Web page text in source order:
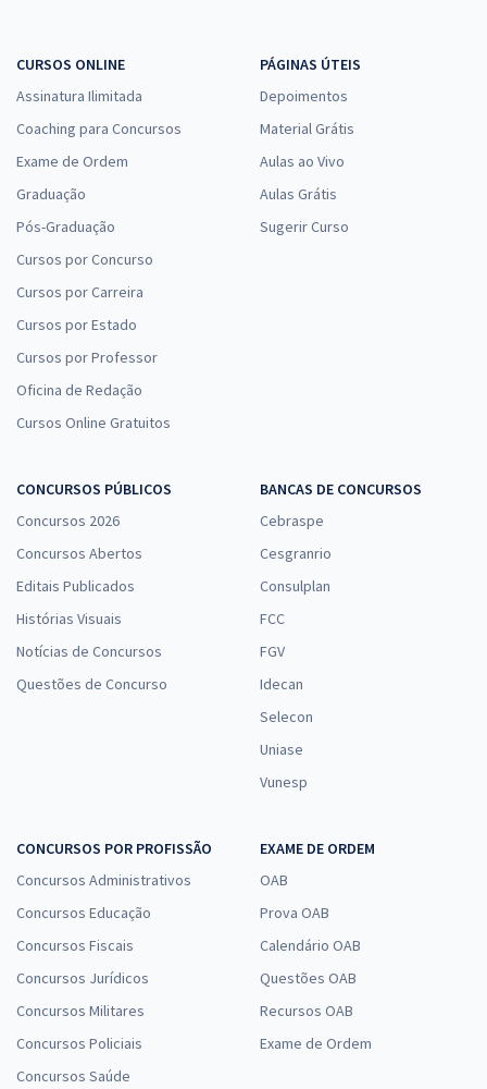
CURSOS ONLINE
Assinatura Ilimitada
Coaching para Concursos
Exame de Ordem
Graduação
Pós-Graduação
Cursos por Concurso
Cursos por Carreira
Cursos por Estado
Cursos por Professor
Oficina de Redação
Cursos Online Gratuitos
PÁGINAS ÚTEIS
Depoimentos
Material Grátis
Aulas ao Vivo
Aulas Grátis
Sugerir Curso
CONCURSOS PÚBLICOS
Concursos 2026
Concursos Abertos
Editais Publicados
Histórias Visuais
Notícias de Concursos
Questões de Concurso
BANCAS DE CONCURSOS
Cebraspe
Cesgranrio
Consulplan
FCC
FGV
Idecan
Selecon
Uniase
Vunesp
CONCURSOS POR PROFISSÃO
Concursos Administrativos
Concursos Educação
Concursos Fiscais
Concursos Jurídicos
Concursos Militares
Concursos Policiais
Concursos Saúde
EXAME DE ORDEM
OAB
Prova OAB
Calendário OAB
Questões OAB
Recursos OAB
Exame de Ordem